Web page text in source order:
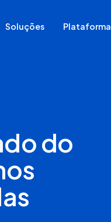
Soluções
Migrar sua
Já vende
Para vender
Plataforma
do